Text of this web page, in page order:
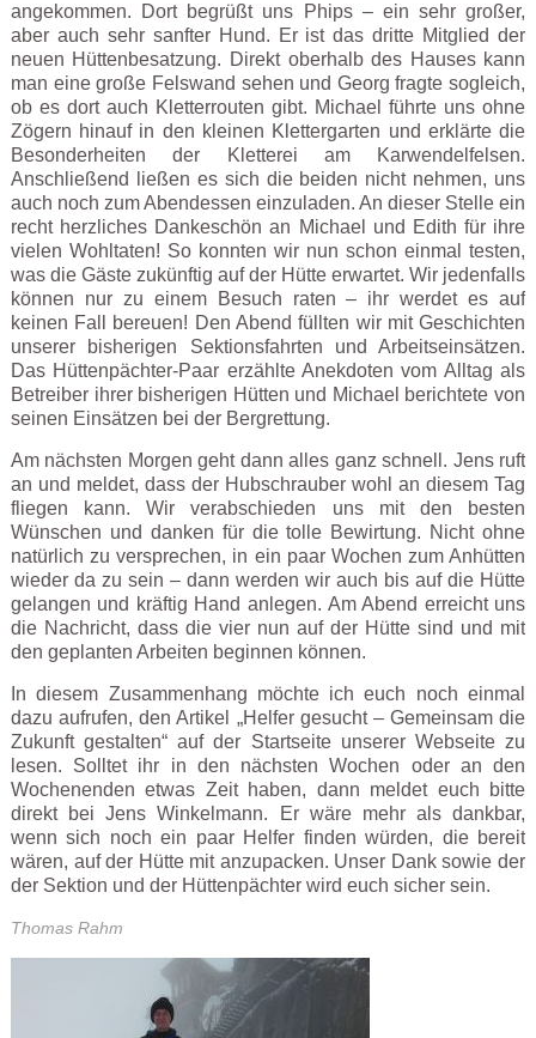
angekommen. Dort begrüßt uns Phips – ein sehr großer,
aber auch sehr sanfter Hund. Er ist das dritte Mitglied der
neuen Hüttenbesatzung. Direkt oberhalb des Hauses kann
man eine große Felswand sehen und Georg fragte sogleich,
ob es dort auch Kletterrouten gibt. Michael führte uns ohne
Zögern hinauf in den kleinen Klettergarten und erklärte die
Besonderheiten der Kletterei am Karwendelfelsen.
Anschließend ließen es sich die beiden nicht nehmen, uns
auch noch zum Abendessen einzuladen. An dieser Stelle ein
recht herzliches Dankeschön an Michael und Edith für ihre
vielen Wohltaten! So konnten wir nun schon einmal testen,
was die Gäste zukünftig auf der Hütte erwartet. Wir jedenfalls
können nur zu einem Besuch raten – ihr werdet es auf
keinen Fall bereuen! Den Abend füllten wir mit Geschichten
unserer bisherigen Sektionsfahrten und Arbeitseinsätzen.
Das Hüttenpächter-Paar erzählte Anekdoten vom Alltag als
Betreiber ihrer bisherigen Hütten und Michael berichtete von
seinen Einsätzen bei der Bergrettung.
Am nächsten Morgen geht dann alles ganz schnell. Jens ruft
an und meldet, dass der Hubschrauber wohl an diesem Tag
fliegen kann. Wir verabschieden uns mit den besten
Wünschen und danken für die tolle Bewirtung. Nicht ohne
natürlich zu versprechen, in ein paar Wochen zum Anhütten
wieder da zu sein – dann werden wir auch bis auf die Hütte
gelangen und kräftig Hand anlegen. Am Abend erreicht uns
die Nachricht, dass die vier nun auf der Hütte sind und mit
den geplanten Arbeiten beginnen können.
In diesem Zusammenhang möchte ich euch noch einmal
dazu aufrufen, den Artikel „Helfer gesucht – Gemeinsam die
Zukunft gestalten“ auf der Startseite unserer Webseite zu
lesen. Solltet ihr in den nächsten Wochen oder an den
Wochenenden etwas Zeit haben, dann meldet euch bitte
direkt bei Jens Winkelmann. Er wäre mehr als dankbar,
wenn sich noch ein paar Helfer finden würden, die bereit
wären, auf der Hütte mit anzupacken. Unser Dank sowie der
der Sektion und der Hüttenpächter wird euch sicher sein.
Thomas Rahm